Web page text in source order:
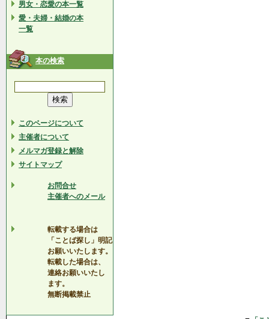
男女・恋愛の本一覧
愛・夫婦・結婚の本
一覧
本の検索
このページについて
主催者について
メルマガ登録と解除
サイトマップ
お問合せ
主催者へのメール
転載する場合は
「ことば探し」明記
お願いいたします。
転載した場合は、
連絡お願いいたし
ます。
無断掲載禁止